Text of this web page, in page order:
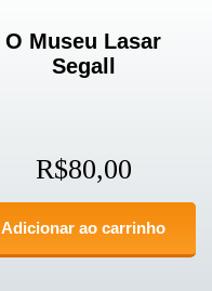
O Museu Lasar
Segall
R$80,00
Adicionar ao carrinho